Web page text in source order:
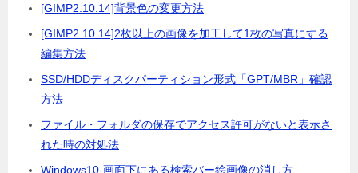
[GIMP2.10.14]背景色の変更方法
[GIMP2.10.14]2枚以上の画像を加工して1枚の写真にする
編集方法
SSD/HDDディスクパーティション形式「GPT/MBR」確認
方法
ファイル・フォルダの保存でアクセス許可がないと表示さ
れた時の対処法
Windows10-画面下にある検索バー絵画像の消し方